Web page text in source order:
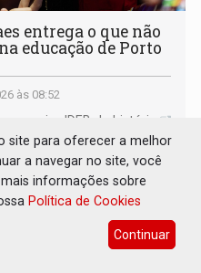
entrega o que não
educação de Porto
às 08:52
o maior IDEB da história
site para oferecer a melhor
a navegar no site, você
informações sobre
Política de Cookies
Continuar